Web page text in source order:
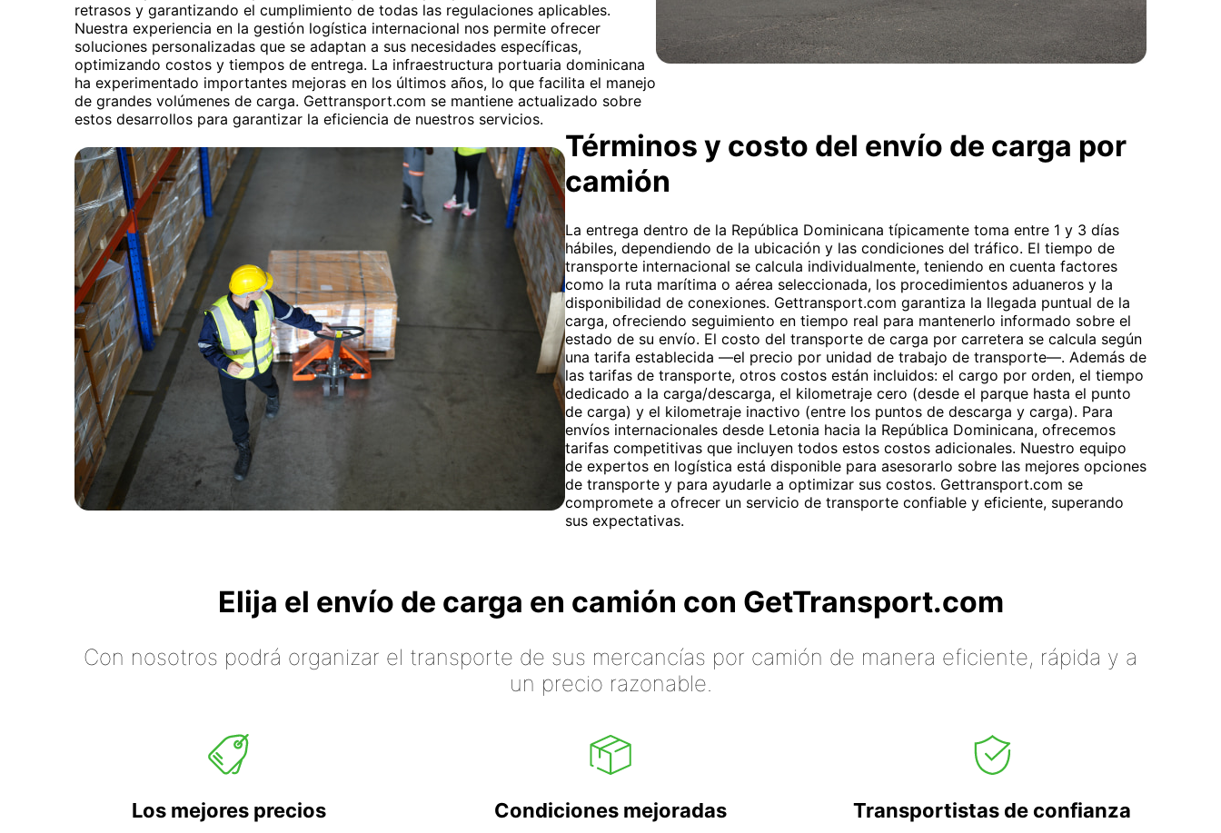
retrasos y garantizando el cumplimiento de todas las regulaciones aplicables.
Nuestra experiencia en la gestión logística internacional nos permite ofrecer
soluciones personalizadas que se adaptan a sus necesidades específicas,
optimizando costos y tiempos de entrega. La infraestructura portuaria dominicana
ha experimentado importantes mejoras en los últimos años, lo que facilita el manejo
de grandes volúmenes de carga. Gettransport.com se mantiene actualizado sobre
estos desarrollos para garantizar la eficiencia de nuestros servicios.
Términos y costo del envío de carga por
camión
La entrega dentro de la República Dominicana típicamente toma entre 1 y 3 días
hábiles, dependiendo de la ubicación y las condiciones del tráfico. El tiempo de
transporte internacional se calcula individualmente, teniendo en cuenta factores
como la ruta marítima o aérea seleccionada, los procedimientos aduaneros y la
disponibilidad de conexiones. Gettransport.com garantiza la llegada puntual de la
carga, ofreciendo seguimiento en tiempo real para mantenerlo informado sobre el
estado de su envío. El costo del transporte de carga por carretera se calcula según
una tarifa establecida —el precio por unidad de trabajo de transporte—. Además de
las tarifas de transporte, otros costos están incluidos: el cargo por orden, el tiempo
dedicado a la carga/descarga, el kilometraje cero (desde el parque hasta el punto
de carga) y el kilometraje inactivo (entre los puntos de descarga y carga). Para
envíos internacionales desde Letonia hacia la República Dominicana, ofrecemos
tarifas competitivas que incluyen todos estos costos adicionales. Nuestro equipo
de expertos en logística está disponible para asesorarlo sobre las mejores opciones
de transporte y para ayudarle a optimizar sus costos. Gettransport.com se
compromete a ofrecer un servicio de transporte confiable y eficiente, superando
sus expectativas.
Elija el envío de carga en camión con GetTransport.com
Con nosotros podrá organizar el transporte de sus mercancías por camión de manera eficiente, rápida y a
un precio razonable.
Los mejores precios Condiciones mejoradas Transportistas de confianza